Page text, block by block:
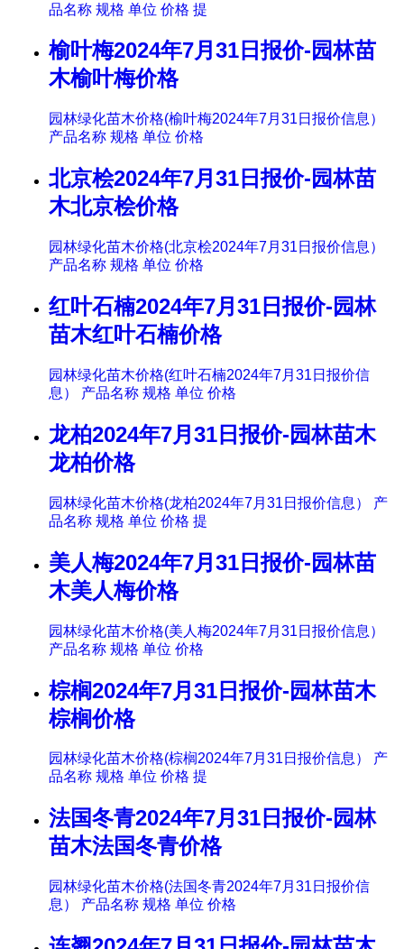
品名称 规格 单位 价格 提
榆叶梅2024年7月31日报价-园林苗
木榆叶梅价格
园林绿化苗木价格(榆叶梅2024年7月31日报价信息）
产品名称 规格 单位 价格
北京桧2024年7月31日报价-园林苗
木北京桧价格
园林绿化苗木价格(北京桧2024年7月31日报价信息）
产品名称 规格 单位 价格
红叶石楠2024年7月31日报价-园林
苗木红叶石楠价格
园林绿化苗木价格(红叶石楠2024年7月31日报价信
息） 产品名称 规格 单位 价格
龙柏2024年7月31日报价-园林苗木
龙柏价格
园林绿化苗木价格(龙柏2024年7月31日报价信息） 产
品名称 规格 单位 价格 提
美人梅2024年7月31日报价-园林苗
木美人梅价格
园林绿化苗木价格(美人梅2024年7月31日报价信息）
产品名称 规格 单位 价格
棕榈2024年7月31日报价-园林苗木
棕榈价格
园林绿化苗木价格(棕榈2024年7月31日报价信息） 产
品名称 规格 单位 价格 提
法国冬青2024年7月31日报价-园林
苗木法国冬青价格
园林绿化苗木价格(法国冬青2024年7月31日报价信
息） 产品名称 规格 单位 价格